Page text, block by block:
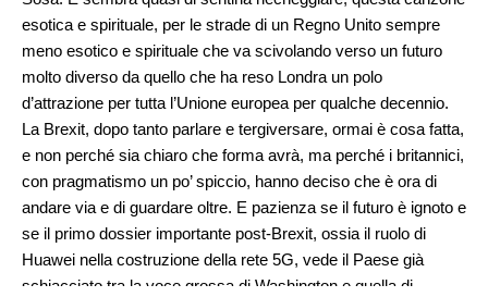
esotica e spirituale, per le strade di un Regno Unito sempre
meno esotico e spirituale che va scivolando verso un futuro
molto diverso da quello che ha reso Londra un polo
d’attrazione per tutta l’Unione europea per qualche decennio.
La Brexit, dopo tanto parlare e tergiversare, ormai è cosa fatta,
e non perché sia chiaro che forma avrà, ma perché i britannici,
con pragmatismo un po’ spiccio, hanno deciso che è ora di
andare via e di guardare oltre. E pazienza se il futuro è ignoto e
se il primo dossier importante post-Brexit, ossia il ruolo di
Huawei nella costruzione della rete 5G, vede il Paese già
schiacciato tra la voce grossa di Washington e quella di